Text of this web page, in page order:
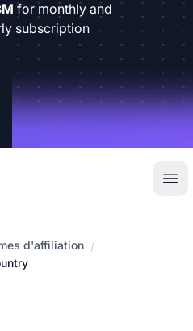
for monthly and
subscription
d'affiliation /